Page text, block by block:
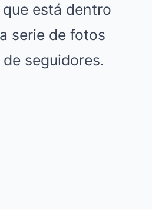
está dentro
serie de fotos
seguidores.